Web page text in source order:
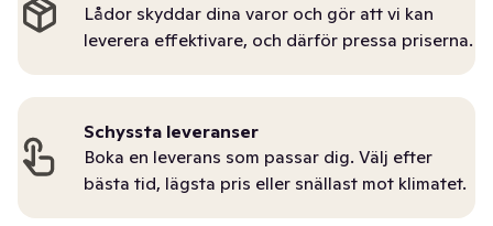
Lådor skyddar dina varor och gör att vi kan
leverera effektivare, och därför pressa priserna.
Schyssta leveranser
Boka en leverans som passar dig. Välj efter
bästa tid, lägsta pris eller snällast mot klimatet.